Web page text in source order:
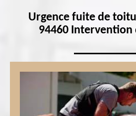
Urgence fuite de
94460 Intervention